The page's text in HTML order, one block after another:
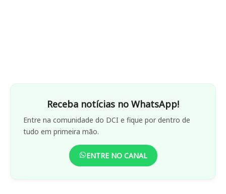
Receba notícias no WhatsApp!
Entre na comunidade do DCI e fique por dentro de
tudo em primeira mão.
ENTRE NO CANAL